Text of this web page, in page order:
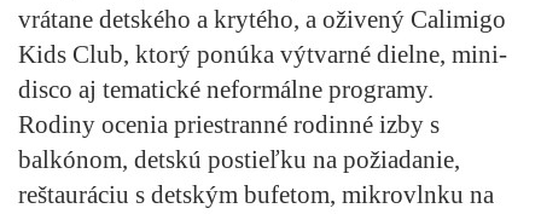
vrátane detského a krytého, a oživený Calimigo
Kids Club, ktorý ponúka výtvarné dielne, mini-
disco aj tematické neformálne programy.
Rodiny ocenia priestranné rodinné izby s
balkónom, detskú postieľku na požiadanie,
reštauráciu s detským bufetom, mikrovlnku na